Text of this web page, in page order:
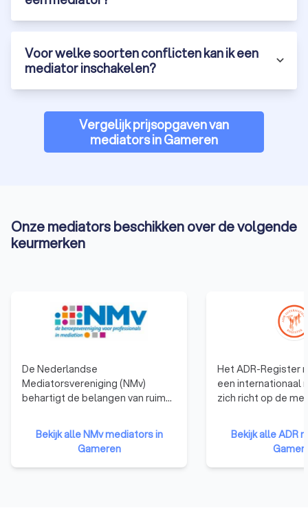
mediation.
Of je nu te maken hebt met een scheiding, een
effectieve manier zijn om je conflict op te lossen. Een
mediator kan je helpen om de communicatie te verbeteren,
bij mediators in Gameren en vind de geschikte mediator voor
jouw situatie bij Trustoo.
Voor welke soorten conflicten kan ik een
mediator inschakelen?
Vergelijk prijsopgaven van
mediators in Gameren
Onze mediators beschikken over de volgende
keurmerken
De Nederlandse
Mediatorsvereniging (NMv)
behartigt de belangen van ruim
daarmee de grootste
beroepsvereniging voor
mediators als het gaat om
belangenbehartiging van
Bekijk alle NMv mediators in
Gameren
Het ADR-Register
een internationaal
zich richt op de
doel om een
waar je als
betrouwbare en
mediators kunt
Bekijk alle ADR